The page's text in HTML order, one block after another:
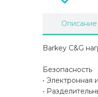
Описание
Barkey C&G
Безопасность
• Электронная
•